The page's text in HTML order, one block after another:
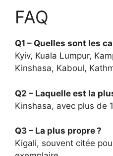
FAQ
Q1 – Quelles sont les
Kyiv, Kuala Lumpur,
Kinshasa, Kaboul,
Q2 – Laquelle est la
Kinshasa, avec plus de
Q3 – La plus propre ?
Kigali, souvent citée